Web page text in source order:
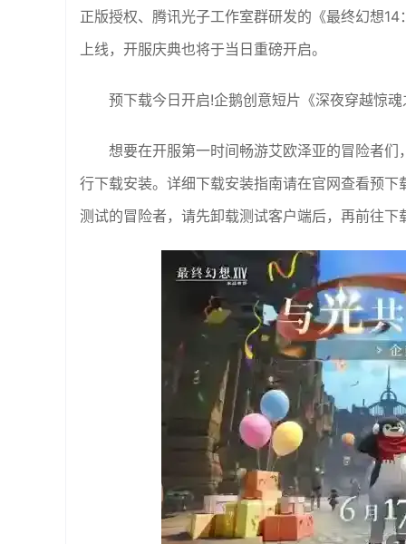
正版授权、腾讯光子工作室群研发的《最终幻想
上线，开服庆典也将于当日重磅开启。
预下载今日开启!企鹅创意短片《深夜穿越惊
想要在开服第一时间畅游艾欧泽亚的冒险者
行下载安装。详细下载安装指南请在官网查看预
测试的冒险者，请先卸载测试客户端后，再前往